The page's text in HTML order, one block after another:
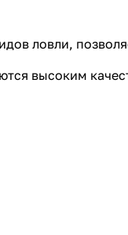
ловли,
высоким